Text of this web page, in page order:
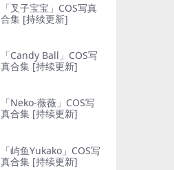
「叉子宝宝」COS写真
合集 [持续更新]
「Candy Ball」COS写
真合集 [持续更新]
「Neko-薇薇」COS写
真合集 [持续更新]
「屿鱼Yukako」COS写
真合集 [持续更新]